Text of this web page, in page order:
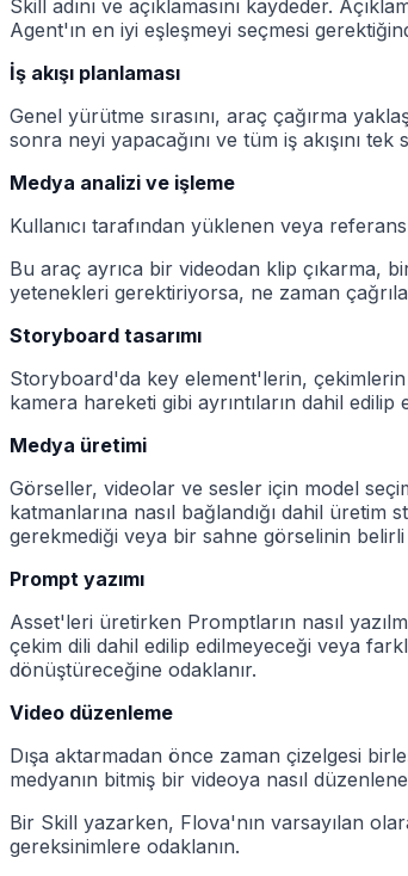
Skill adını ve açıklamasını kaydeder.
Agent'ın en iyi eşleşmeyi seçmesi
İş akışı planlaması
Genel yürütme sırasını, araç çağırma
sonra neyi yapacağını ve tüm iş akışını
Medya analizi ve işleme
Kullanıcı tarafından yüklenen veya
Bu araç ayrıca bir videodan klip çıkarma,
yetenekleri gerektiriyorsa, ne zaman
Storyboard tasarımı
Storyboard'da key element'lerin, çekimlerin
kamera hareketi gibi ayrıntıların dahil
Medya üretimi
Görseller, videolar ve sesler için model
katmanlarına nasıl bağlandığı dahil
gerekmediği veya bir sahne görselinin
Prompt yazımı
Asset'leri üretirken Promptların nasıl
çekim dili dahil edilip edilmeyeceği veya
dönüştüreceğine odaklanır.
Video düzenleme
Dışa aktarmadan önce zaman çizelgesi
medyanın bitmiş bir videoya nasıl
Bir Skill yazarken, Flova'nın varsayılan
gereksinimlere odaklanın.